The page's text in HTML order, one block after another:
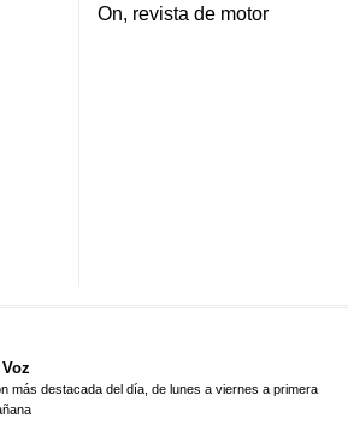
On, revista de motor
más destacada del día, de lunes a viernes a primera